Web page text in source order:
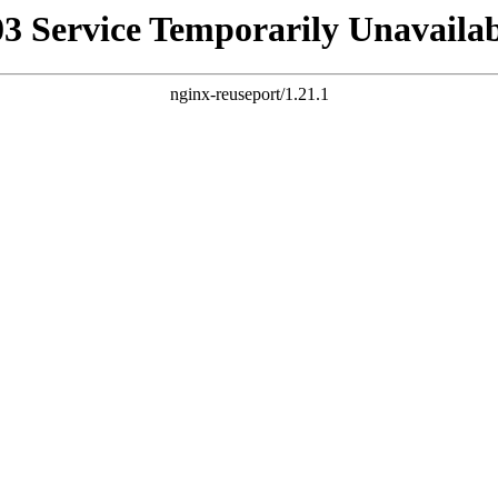
Service Temporarily
nginx-reuseport/1.21.1